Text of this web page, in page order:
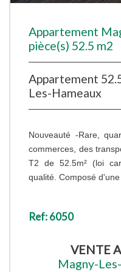
Appartement
pièce(s) 52.5 m2
Appartement
Les-Hameaux
Nouveauté -Rare,
commerces, des
T2 de 52.5m² (loi
qualité. Composé d'une
Ref: 6050
VENTE
Magny-